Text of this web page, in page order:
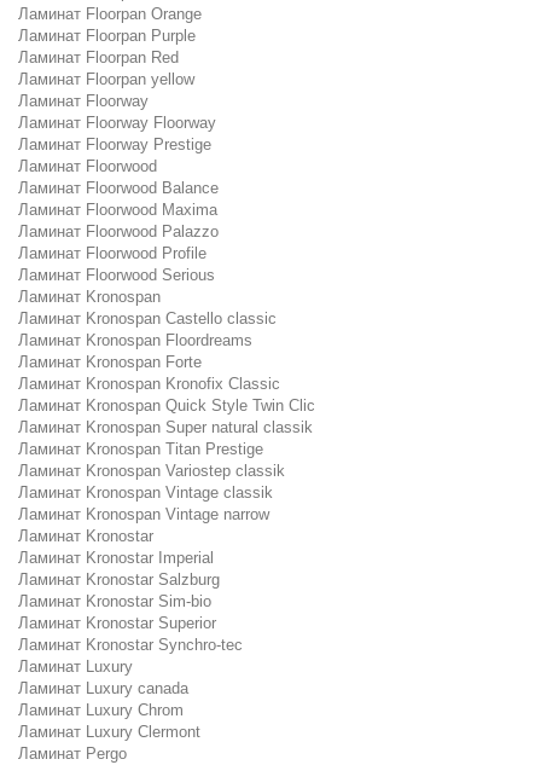
Ламинат Floorpan Orange
Ламинат Floorpan Purple
Ламинат Floorpan Red
Ламинат Floorpan yellow
Ламинат Floorway
Ламинат Floorway Floorway
Ламинат Floorway Prestige
Ламинат Floorwood
Ламинат Floorwood Balance
Ламинат Floorwood Maxima
Ламинат Floorwood Palazzo
Ламинат Floorwood Profile
Ламинат Floorwood Serious
Ламинат Kronospan
Ламинат Kronospan Castello classic
Ламинат Kronospan Floordreams
Ламинат Kronospan Forte
Ламинат Kronospan Kronofix Classic
Ламинат Kronospan Quick Style Twin Clic
Ламинат Kronospan Super natural classik
Ламинат Kronospan Titan Prestige
Ламинат Kronospan Variostep classik
Ламинат Kronospan Vintage classik
Ламинат Kronospan Vintage narrow
Ламинат Kronostar
Ламинат Kronostar Imperial
Ламинат Kronostar Salzburg
Ламинат Kronostar Sim-bio
Ламинат Kronostar Superior
Ламинат Kronostar Synchro-tec
Ламинат Luxury
Ламинат Luxury canada
Ламинат Luxury Chrom
Ламинат Luxury Clermont
Ламинат Pergo